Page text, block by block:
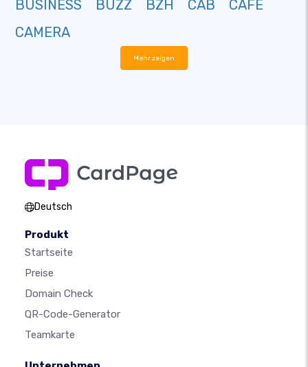
BUSINESS
BUZZ BZH CAB
CAFE
CAMERA
Mehr zeigen
Deutsch
Produkt
Startseite
Preise
Domain Check
QR-Code-Generator
Teamkarte